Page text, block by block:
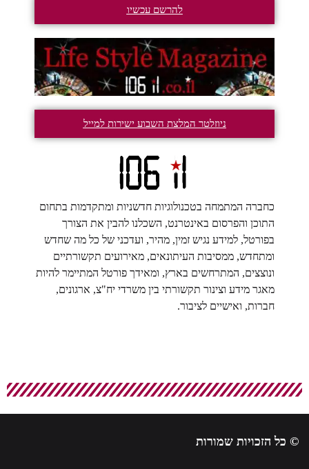
להרשם עכשיו
ניוזלטר המלצת השבוע ישירות למייל
כחברה המתמחה בטכנולוגיות חדשניות ומתקדמות בתחום
התוכן והפרסום באינטרנט, השכלנו להבין את הצורך
בפורטל, למידע נגיש זמין, מהיר, ועדכני של כל מה שחדש
ומתחדש, ממסיבות העיתונאים, מאירועים תקשורתיים
ונוצצים, המתרחשים בארץ, ומאידך פורטל המתיימר להיות
מאגר מידע וצינור תקשורתי בין משרדי יח"צ, ארגונים,
חברות, ואישיים לציבור.
© כל הזכויות שמורות